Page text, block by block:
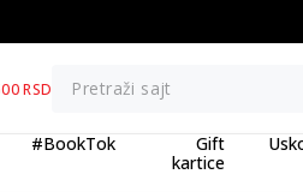
RSD Pretraži sajt
#BookTok
Gift
kartice